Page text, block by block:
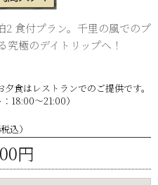
2 食付プラン。千里の風でのプ
究極のデイトリップへ！
食はレストランでのご提供です。
18:00～21:00）
込）
円